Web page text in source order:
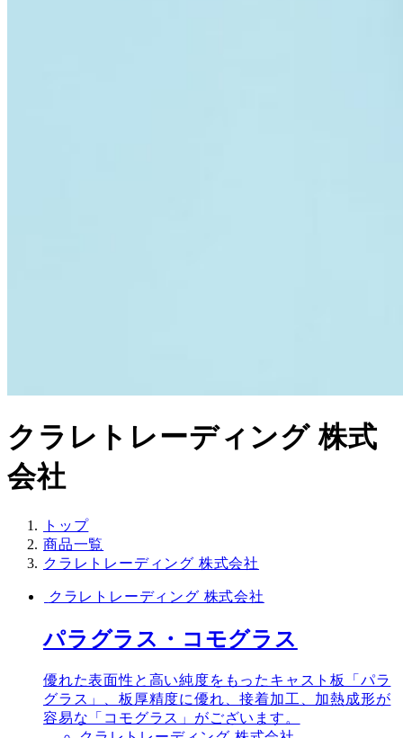
クラレトレーディング 株式
会社
トップ
商品一覧
クラレトレーディング 株式会社
クラレトレーディング 株式会社
パラグラス・コモグラス
優れた表面性と高い純度をもったキャスト板「パラ
グラス」、板厚精度に優れ、接着加工、加熱成形が
容易な「コモグラス」がございます。